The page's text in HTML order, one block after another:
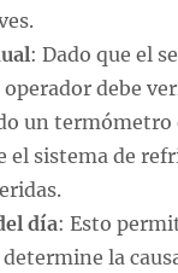
: Dado que el
operador debe
un
el sistema de
día: Esto
la